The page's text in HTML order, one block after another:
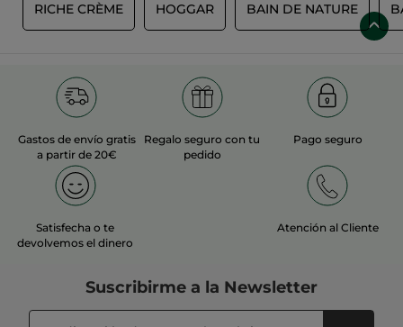
RICHE CRÈME HOGGAR BAIN DE NATURE
Gastos de envío gratis
a partir de 20€
Regalo seguro con tu
pedido
Pago seguro
Satisfecha o te
devolvemos el dinero
Atención al Cliente
Suscribirme a la Newsletter